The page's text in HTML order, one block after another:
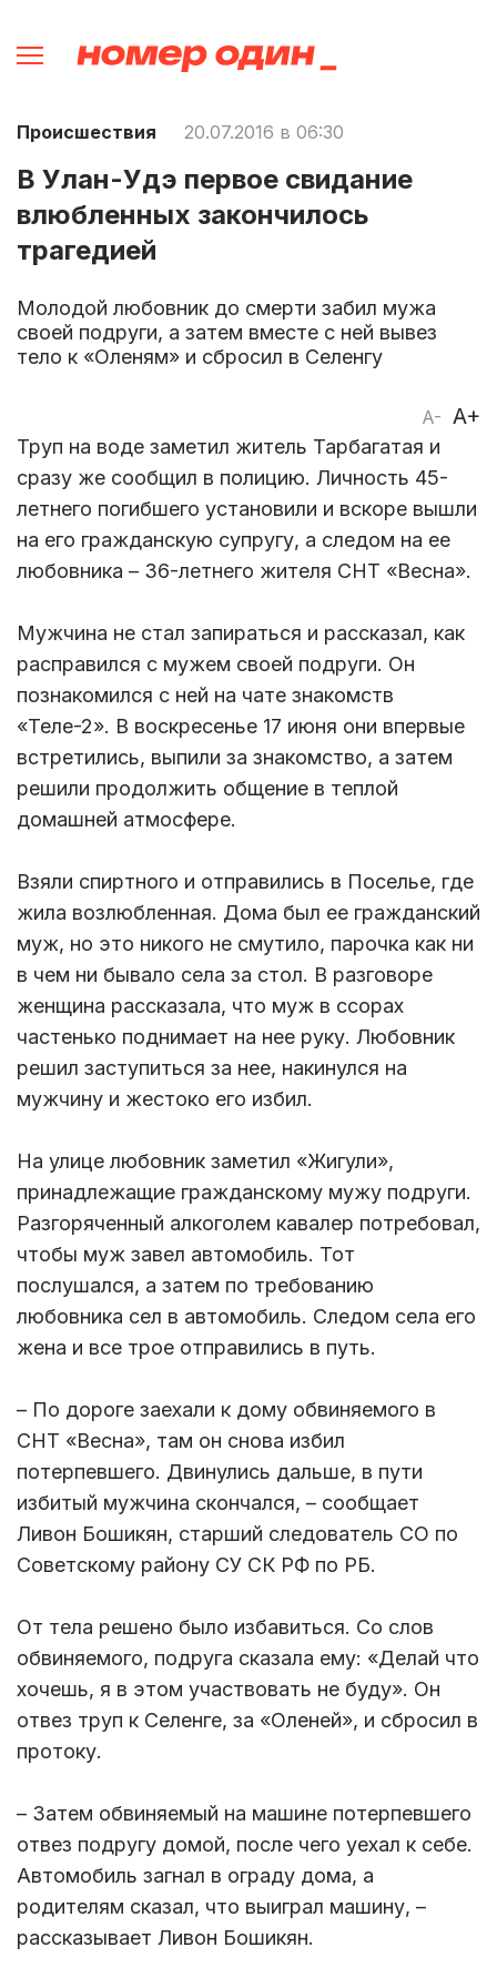
Происшествия 20.07.2016 в 06:30
В Улан-Удэ первое свидание
влюбленных закончилось
трагедией
Молодой любовник до смерти забил мужа
своей подруги, а затем вместе с ней вывез
тело к «Оленям» и сбросил в Селенгу
A- A+
Труп на воде заметил житель Тарбагатая и
сразу же сообщил в полицию. Личность 45-
летнего погибшего установили и вскоре вышли
на его гражданскую супругу, а следом на ее
любовника – 36-летнего жителя СНТ «Весна».
Мужчина не стал запираться и рассказал, как
расправился с мужем своей подруги. Он
познакомился с ней на чате знакомств
«Теле-2». В воскресенье 17 июня они впервые
встретились, выпили за знакомство, а затем
решили продолжить общение в теплой
домашней атмосфере.
Взяли спиртного и отправились в Поселье, где
жила возлюбленная. Дома был ее гражданский
муж, но это никого не смутило, парочка как ни
в чем ни бывало села за стол. В разговоре
женщина рассказала, что муж в ссорах
частенько поднимает на нее руку. Любовник
решил заступиться за нее, накинулся на
мужчину и жестоко его избил.
На улице любовник заметил «Жигули»,
принадлежащие гражданскому мужу подруги.
Разгоряченный алкоголем кавалер потребовал,
чтобы муж завел автомобиль. Тот
послушался, а затем по требованию
любовника сел в автомобиль. Следом села его
жена и все трое отправились в путь.
– По дороге заехали к дому обвиняемого в
СНТ «Весна», там он снова избил
потерпевшего. Двинулись дальше, в пути
избитый мужчина скончался, – сообщает
Ливон Бошикян, старший следователь СО по
Советскому району СУ СК РФ по РБ.
От тела решено было избавиться. Со слов
обвиняемого, подруга сказала ему: «Делай что
хочешь, я в этом участвовать не буду». Он
отвез труп к Селенге, за «Оленей», и сбросил в
протоку.
– Затем обвиняемый на машине потерпевшего
отвез подругу домой, после чего уехал к себе.
Автомобиль загнал в ограду дома, а
родителям сказал, что выиграл машину, –
рассказывает Ливон Бошикян.